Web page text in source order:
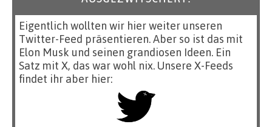
Eigentlich wollten wir hier weiter unseren
Twitter-Feed präsentieren. Aber so ist das mit
Elon Musk und seinen grandiosen Ideen. Ein
Satz mit X, das war wohl nix. Unsere X-Feeds
findet ihr aber hier: